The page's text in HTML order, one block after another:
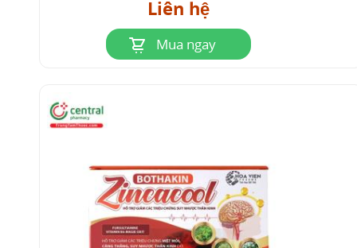
liều kế tiếp, hãy bỏ qua liều đã quên và uống
liều kế tiếp vào thời điểm như kế hoạch. Không
Các dạng bào chế phổ biến
Fursultiamine được bào chế ở các dạng phổ
bao đường,...
Liên hệ
Mua ngay